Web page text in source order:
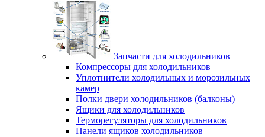
Запчасти для холодильников
Компрессоры для холодильников
Уплотнители холодильных и морозильных
камер
Полки двери холодильников (балконы)
Ящики для холодильников
Терморегуляторы для холодильников
Панели ящиков холодильников